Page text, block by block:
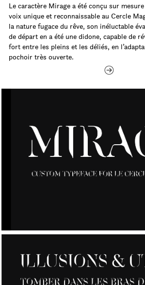
Le caractère Mirage a été conçu sur
voix unique et reconnaissable au Cercle
la nature fugace du rêve, son inéluctable
de départ en a été une didone, capable de
fort entre les pleins et les déliés, en
pochoir très ouverte.